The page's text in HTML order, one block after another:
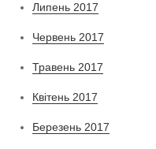
Липень 2017
Червень 2017
Травень 2017
Квітень 2017
Березень 2017